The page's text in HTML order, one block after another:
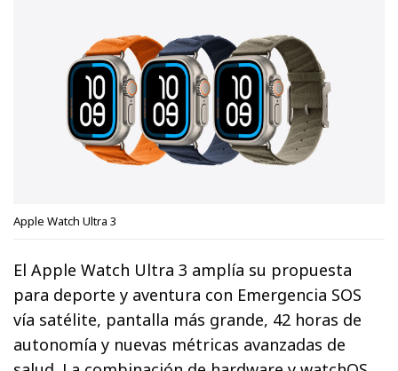
Apple Watch Ultra 3
El Apple Watch Ultra 3 amplía su propuesta
para deporte y aventura con Emergencia SOS
vía satélite, pantalla más grande, 42 horas de
autonomía y nuevas métricas avanzadas de